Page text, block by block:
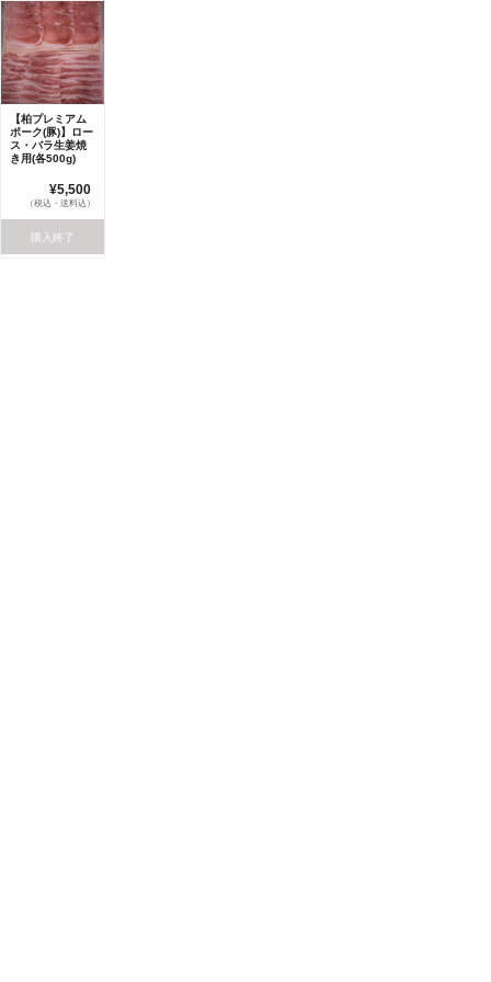
【柏プレミアム
ポーク(豚)】ロー
ス・バラ生姜焼
き用(各500g)
¥5,500
（税込・送料込）
購入終了